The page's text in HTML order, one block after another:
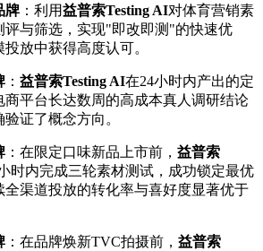
牌 ：利用益普索Testing AI对体育营销素
评与筛选，实现"即改即测"的快速优
放中获得高度认可。
： 益普索Testing AI在24小时内产出的定
商平台长达数周的高成本真人调研结论
证了概念方向。
：在限定口味新品上市前， 益普索
时内完成三轮素材测试，成功锁定最优
全渠道投放的转化率与喜好度显著优于
：在品牌焕新TVC拍摄前， 益普索